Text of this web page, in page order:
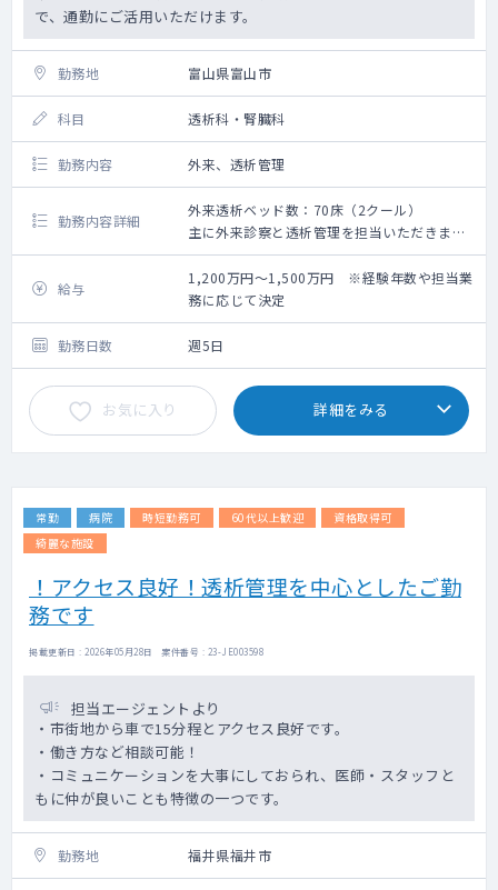
で、通勤にご活用いただけます。
勤務地 富山県富山市
科目 透析科・腎臓科
勤務内容 外来、透析管理
勤務内容詳細
外来透析ベッド数：70床（2クール）
主に外来診察と透析管理を担当いただきま
す。
給与
1,200万円～1,500万円 ※経験年数や担当業
務に応じて決定
勤務日数 週5日
お気に入り 詳細をみる
常勤 病院 時短勤務可 60代以上歓迎
資格取得可
綺麗な施設
！アクセス良好！透析管理を中心としたご勤
務です
掲載更新日 : 2026年05月28日 案件番号 : 23-JE003598
担当エージェントより
・市街地から車で15分程とアクセス良好です。
・働き方など相談可能！
・コミュニケーションを大事にしておられ、医師・スタッフと
もに仲が良いことも特徴の一つです。
勤務地 福井県福井市